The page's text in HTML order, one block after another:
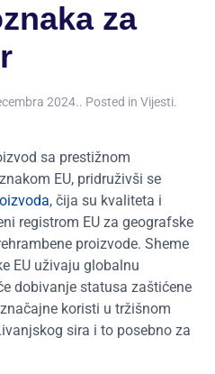
za
2024.. Posted in Vijesti.
sa prestižnom
EU, pridruživši se
, čija su kvaliteta i
registrom EU za geografske
proizvode. Sheme
EU uživaju globalnu
dobivanje statusa zaštićene
koristi u tržišnom
sira i to posebno za